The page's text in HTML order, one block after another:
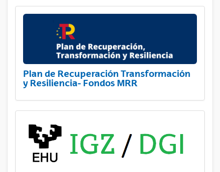
Plan de Recuperación Transformación
y Resiliencia- Fondos MRR